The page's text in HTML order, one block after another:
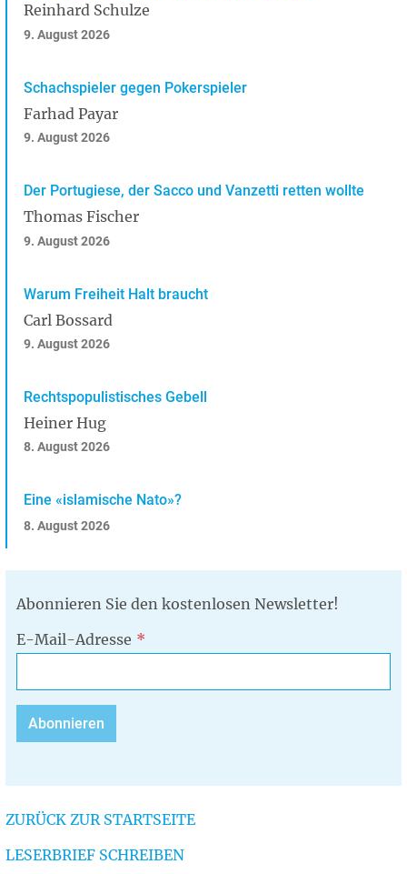
Reinhard Schulze
9. August 2026
Schachspieler gegen Pokerspieler
Farhad Payar
9. August 2026
Der Portugiese, der Sacco und Vanzetti retten wollte
Thomas Fischer
9. August 2026
Warum Freiheit Halt braucht
Carl Bossard
9. August 2026
Rechtspopulistisches Gebell
Heiner Hug
8. August 2026
Eine «islamische Nato»?
8. August 2026
Abonnieren Sie den kostenlosen Newsletter!
E-Mail-Adresse
ZURÜCK ZUR STARTSEITE
LESERBRIEF SCHREIBEN